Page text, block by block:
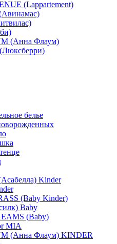
(Lappartement)
(Анна Флаум)
белье
Kinder
(Baby Kinder)
Baby
(Baby)
MIA
(Анна Флаум) KINDER